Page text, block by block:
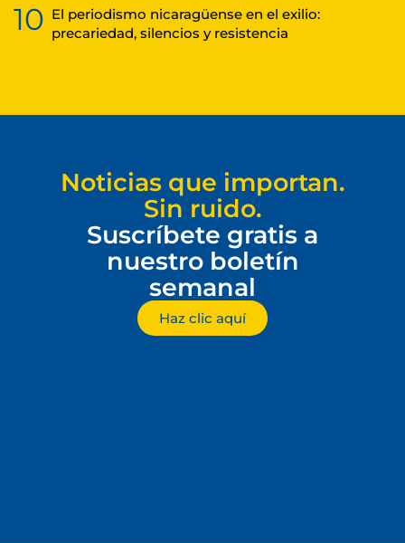
10 El periodismo nicaragüense en el exilio:
precariedad, silencios y resistencia
Noticias que importan.
Sin ruido.
Suscríbete gratis a
nuestro boletín
semanal
Haz clic aquí